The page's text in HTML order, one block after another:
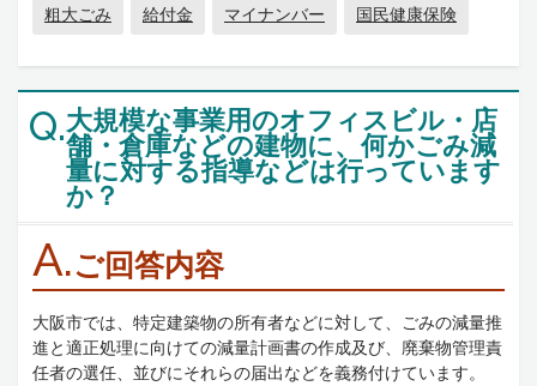
粗大ごみ
給付金 マイナンバー 国民健康保険
Q.大規模な事業用のオフィスビル・店
舗・倉庫などの建物に、何かごみ減
量に対する指導などは行っています
か？
A.ご回答内容
大阪市では、特定建築物の所有者などに対して、ごみの減量推
進と適正処理に向けての減量計画書の作成及び、廃棄物管理責
任者の選任、並びにそれらの届出などを義務付けています。